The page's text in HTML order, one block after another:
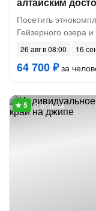
Посетить
Гейзерного озера
26 авг в 08:00 16
64 700 ₽за
2 отзыва